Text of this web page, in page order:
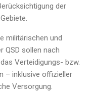
der
militärischen und
QSD sollen nach
Verteidigungs- bzw.
– inklusive offizieller
Versorgung.